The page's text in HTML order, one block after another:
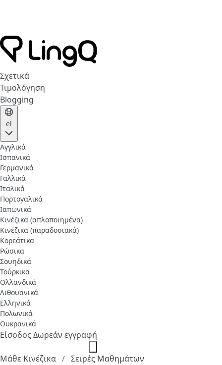
Σχετικά
Τιμολόγηση
Blogging
el
Αγγλικά
Ισπανικά
Γερμανικά
Γαλλικά
Ιταλικά
Πορτογαλικά
Ιαπωνικά
Κινέζικα (απλοποιημένα)
Κινέζικα (παραδοσιακά)
Κορεάτικα
Ρώσικα
Σουηδικά
Τούρκικα
Ολλανδικά
Λιθουανικά
Ελληνικά
Πολωνικά
Ουκρανικά
ΕίσοδοςΔωρεάν εγγραφή
Μάθε Κινέζικα Σειρές Μαθημάτων